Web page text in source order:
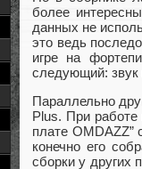
более
данных не
это ведь
игре на
следующий: звук
Параллельно
Plus. При
плате OMDAZZ”
конечно его
сборки у других